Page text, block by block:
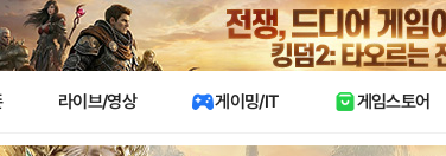
라이브/영상 게이밍/IT 게임스토어